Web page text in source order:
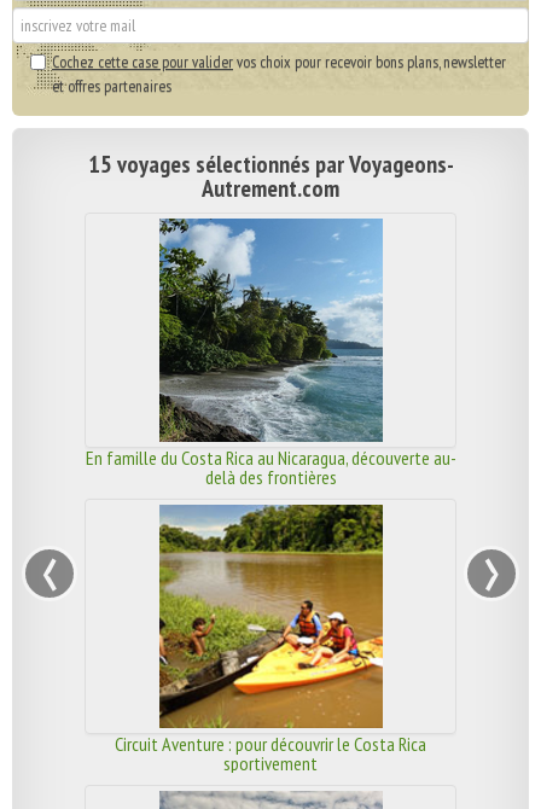
Cochez cette case pour validervos choix pour recevoir bons plans, newsletter
et offres partenaires
15 voyages sélectionnés par Voyageons-
Autrement.com
En famille du Costa Rica au Nicaragua, découverte au-
delà des frontières
Circuit Aventure : pour découvrir le Costa Rica
sportivement
‹ ›